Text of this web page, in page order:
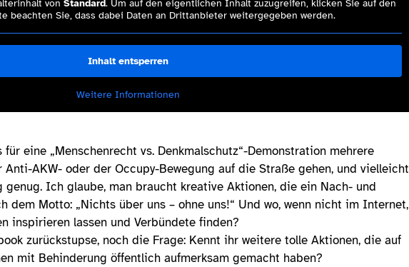
von Standard. Um auf den eigentlichen Inhalt zuzugreifen, klicken Sie auf den
beachten Sie, dass dabei Daten an Drittanbieter weitergegeben werden.
Inhalt entsperren
Weitere Informationen
für eine „Menschenrecht vs. Denkmalschutz“-Demonstration mehrere
AKW- oder der Occupy-Bewegung auf die Straße gehen, und vielleicht
Ich glaube, man braucht kreative Aktionen, die ein Nach- und
dem Motto: „Nichts über uns – ohne uns!“ Und wo, wenn nicht im Internet,
inspirieren lassen und Verbündete finden?
zurückstupse, noch die Frage: Kennt ihr weitere tolle Aktionen, die auf
mit Behinderung öffentlich aufmerksam gemacht haben?